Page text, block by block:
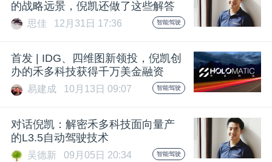
动
心
专
的战略远景，倪凯还做了这些解答
思佳 12月31日 17:36 智能驾驶
首发 | IDG、四维图新领投，倪凯创
办的禾多科技获得千万美金融资
易建成 10月13日 09:07 智能驾驶
对话倪凯：解密禾多科技面向量产
的L3.5自动驾驶技术
吴德新 09月05日 20:34 智能驾驶